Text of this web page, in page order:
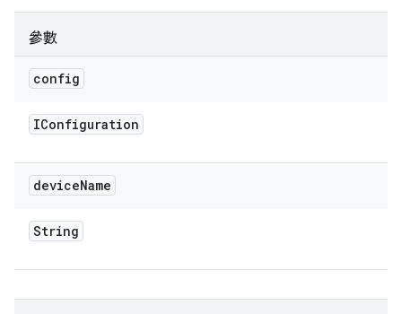
參數
config
IConfiguration
deviceName
String